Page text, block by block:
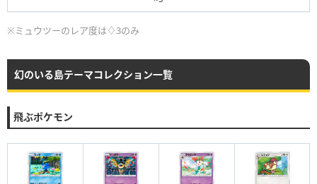
※ミュウツーのレア度は♢3のみ
幻のいる島テーマコレクション一覧
飛ぶポケモン